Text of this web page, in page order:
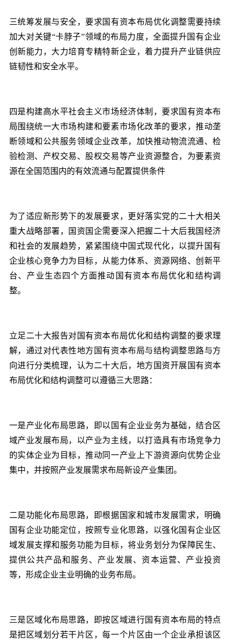
三统筹发展与安全，要求国有资本布局优化调整需要持续
加大对关键“卡脖子”领域的布局力度，全面提升国有企业
创新能力，大力培育专精特新企业，着力提升产业链供应
链韧性和安全水平。
四是构建高水平社会主义市场经济体制，要求国有资本布
局围绕统一大市场构建和要素市场化改革的要求，推动垄
断领域和公共服务领域企业改革，加快推动物流流通、检
验检测、产权交易、股权交易等产业资源整合，为要素资
源在全国范围内的有效流通与配置提供条件
为了适应新形势下的发展要求，更好落实党的二十大相关
重大战略部署，国资国企需要深入把握二十大后我国经济
和社会的发展趋势，紧紧围绕中国式现代化，以提升国有
企业核心竞争力为目标，从能力体系、资源网络、创新平
台、产业生态四个方面推动国有资本布局优化和结构调
整。
立足二十大报告对国有资本布局优化和结构调整的要求理
解，通过对代表性地方国有资本布局与结构调整思路与方
向进行分类梳理，认为二十大后，地方国资开展国有资本
布局优化和结构调整可以遵循三大思路：
一是产业化布局思路，即以国有企业业务为基础，结合区
域产业发展布局，以产业为主线，以打造具有市场竞争力
的实体企业为目标，推动同一产业上下游资源向优势企业
集中，并按照产业发展需求布局新设产业集团。
二是功能化布局思路，即根据国家和城市发展需求，明确
国有企业功能定位，按照专业化思路，以强化国有企业区
域发展支撑和服务功能为目标，将业务划分为保障民生、
提供公共产品和服务、产业发展、资本运营、产业投资
等，形成企业主业明确的业务布局。
三是区域化布局思路，即按区域进行国有资本布局的特点
是把区域划分若干片区，每一个片区由一个企业承担该区